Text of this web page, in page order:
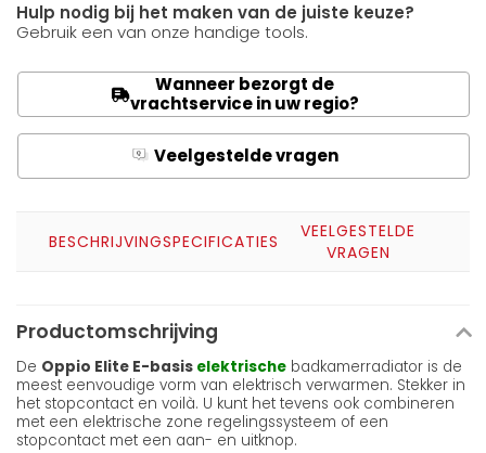
Hulp nodig bij het maken van de juiste keuze?
Gebruik een van onze handige tools.
Wanneer bezorgt de
vrachtservice in uw regio?
Q Veelgestelde vragen
BESCHRIJVINGSPECIFICATIES
VEELGESTELDE
VRAGEN
Productomschrijving
De Oppio Elite E-basis elektrische badkamerradiator is de
meest eenvoudige vorm van elektrisch verwarmen. Stekker in
het stopcontact en voilà. U kunt het tevens ook combineren
met een elektrische zone regelingssysteem of een
stopcontact met een aan- en uitknop.